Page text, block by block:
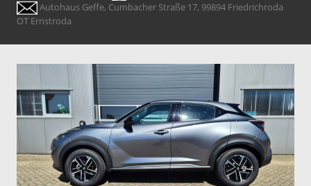
Autohaus Geffe, Cumbacher Straße 17, 99894 Friedrichroda
OT Ernstroda